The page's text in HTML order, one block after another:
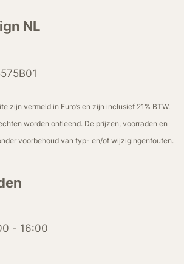
NL
zijn vermeld in Euro’s en zijn inclusief 21% BTW.
worden ontleend. De prijzen, voorraden en
voorbehoud van typ- en/of wijzigingenfouten.
- 16:00